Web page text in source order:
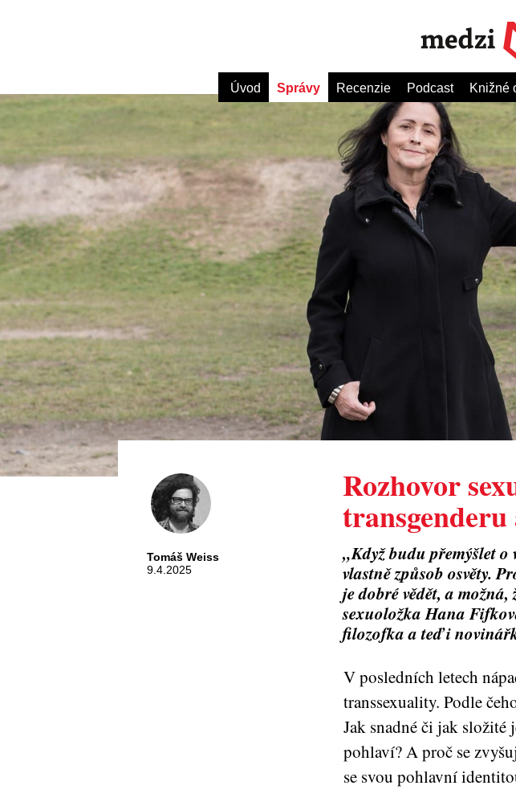
Úvod Správy Recenzie Podcast Knižné
Tomáš Weiss
9.4.2025
Rozhovor
transgenderu
„Když budu přemýšlet
vlastně způsob osvěty.
je dobré vědět, a
sexuoložka Hana
filozofka a teď i
V posledních letech
transsexuality. Podle
Jak snadné či jak složité
pohlaví? A proč se
se svou pohlavní